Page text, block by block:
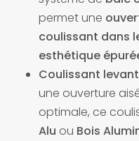
permet une
coulissant dans
esthétique
Coulissant levant
une ouverture
optimale, ce
Alu ou Bois